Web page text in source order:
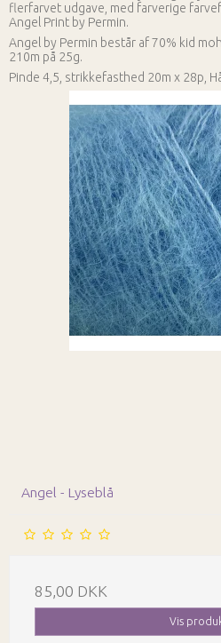
flerfarvet udgave, med farverige
Angel Print by Permin.
Angel by Permin består af 70% kid
210m på 25g.
Pinde 4,5, strikkefasthed 20m x 28p,
Angel - Lyseblå
85,00 DKK
Vis